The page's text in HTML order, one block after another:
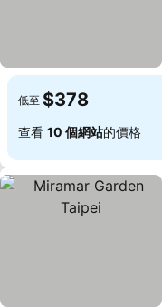
低至 $378
查看 10 個網站的價格